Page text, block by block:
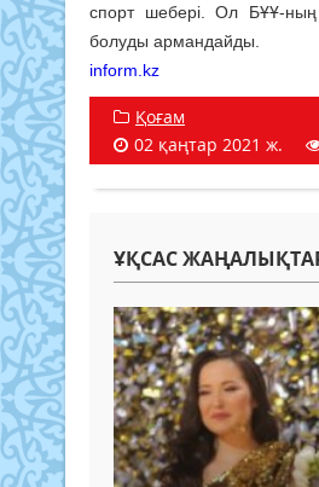
спорт шебері. Ол БҰҰ-ның
болуды армандайды.
inform.kz
Қоғам
02 қаңтар 2021 ж.
ҰҚСАС